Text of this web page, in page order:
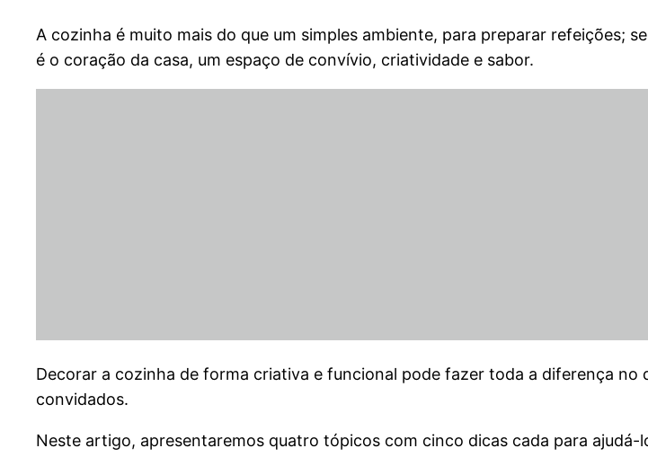
A cozinha é muito mais do que um simples ambiente, para preparar refeições;
é o coração da casa, um espaço de convívio, criatividade e sabor.
Decorar a cozinha de forma criativa e funcional pode fazer toda a diferença
convidados.
Neste artigo, apresentaremos quatro tópicos com cinco dicas cada para